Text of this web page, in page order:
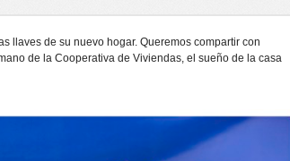
llaves de su nuevo hogar. Queremos compartir con
de la Cooperativa de Viviendas, el sueño de la casa